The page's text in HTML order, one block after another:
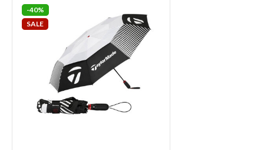
-40%
SALE